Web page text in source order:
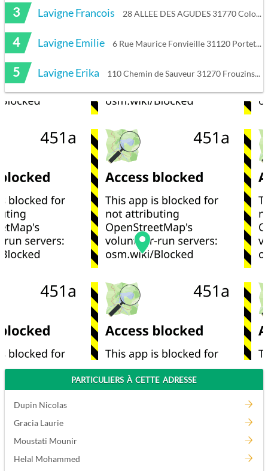
3 Lavigne Francois 28 ALLEE DES AGUDES 31770 Colomiers
4 Lavigne Emilie 6 Rue Maurice Fonvieille 31120 Portet-sur-Garonne
5 Lavigne Erika 110 Chemin de Sauveur 31270 Frouzins
PARTICULIERS À CETTE ADRESSE
Dupin Nicolas
Gracia Laurie
Moustati Mounir
Helal Mohammed